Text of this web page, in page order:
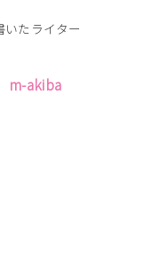
いたライター
m-akiba